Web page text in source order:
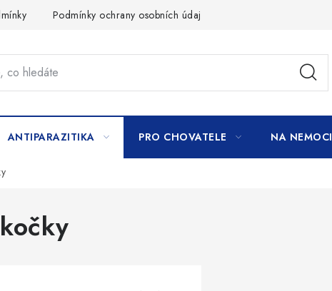
Podmínky ochrany osobních údajů
ANTIPARAZITIKA PRO CHOVATELE NA NEMOCI